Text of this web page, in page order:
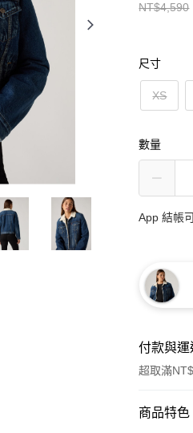
NT$4,590
尺寸
XS
數量
App 結帳
付款與
超取滿
付款方式
商品特色